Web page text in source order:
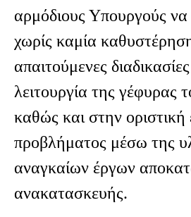
αρμόδιους Υπουργούς
χωρίς καμία
απαιτούμενες
λειτουργία της γέφυρας
καθώς και στην οριστική
προβλήματος μέσω της
αναγκαίων έργων
ανακατασκευής.